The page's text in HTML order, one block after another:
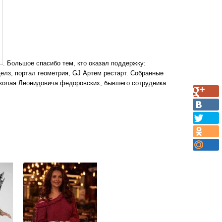
. Большое спасибо тем, кто оказал поддержку:
портал геометрия, GJ Артем рестарт. Собранные
Леонидовича федоровских, бывшего сотрудника